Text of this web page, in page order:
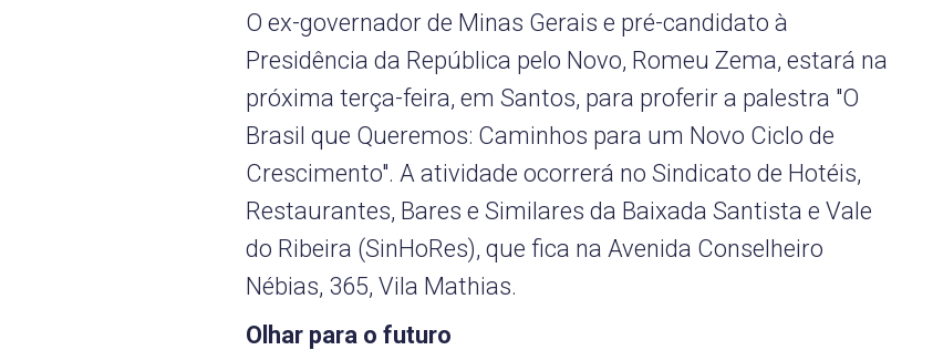
O ex-governador de Minas Gerais e pré-candidato à
Presidência da República pelo Novo, Romeu Zema, estará na
próxima terça-feira, em Santos, para proferir a palestra "O
Brasil que Queremos: Caminhos para um Novo Ciclo de
Crescimento". A atividade ocorrerá no Sindicato de Hotéis,
Restaurantes, Bares e Similares da Baixada Santista e Vale
do Ribeira (SinHoRes), que fica na Avenida Conselheiro
Nébias, 365, Vila Mathias.
Olhar para o futuro